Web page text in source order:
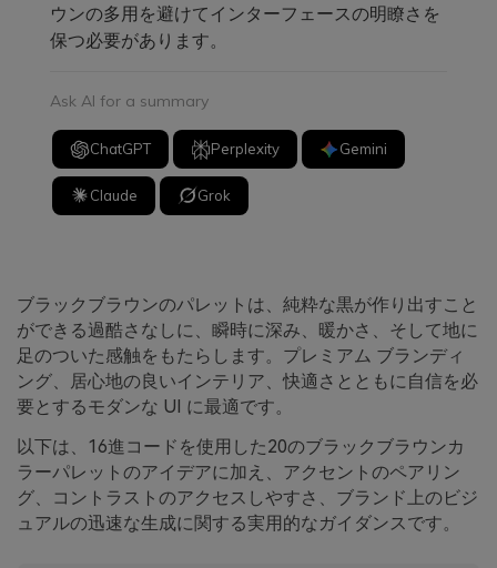
ウンの多用を避けてインターフェースの明瞭さを
保つ必要があります。
Ask AI for a summary
ChatGPT Perplexity Gemini
Claude Grok
ブラックブラウンのパレットは、純粋な黒が作り出すこと
ができる過酷さなしに、瞬時に深み、暖かさ、そして地に
足のついた感触をもたらします。プレミアム ブランディ
ング、居心地の良いインテリア、快適さとともに自信を必
要とするモダンな UI に最適です。
以下は、16進コードを使用した20のブラックブラウンカ
ラーパレットのアイデアに加え、アクセントのペアリン
グ、コントラストのアクセスしやすさ、ブランド上のビジ
ュアルの迅速な生成に関する実用的なガイダンスです。